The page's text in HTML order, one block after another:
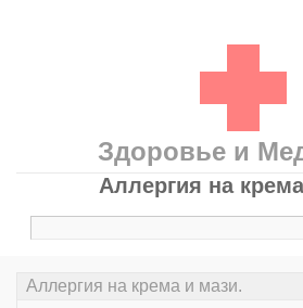
Здоровье и
Аллергия на
Аллергия на крема и мази.